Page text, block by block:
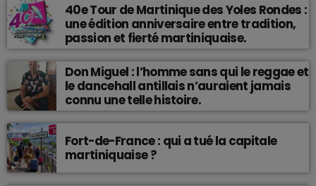
40e Tour de Martinique des Yoles Rondes :
une édition anniversaire entre tradition,
passion et fierté martiniquaise.
Don Miguel : l’homme sans qui le reggae et
le dancehall antillais n’auraient jamais
connu une telle histoire.
Fort-de-France : qui a tué la capitale
martiniquaise ?